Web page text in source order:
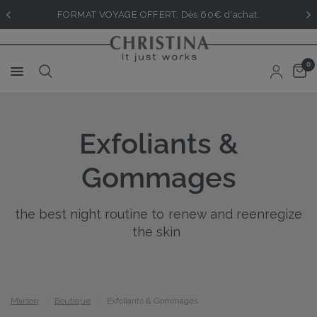
FORMAT VOYAGE OFFERT. Dès 60€ d'achat.
0
Exfoliants &
Gommages
the best night routine to renew and reenregize
the skin
Maison Boutique Exfoliants & Gommages